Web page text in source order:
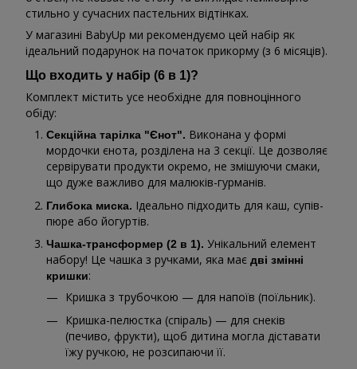
стильно у сучасних пастельних відтінках.
У магазині BabyUp ми рекомендуємо цей набір як
ідеальний подарунок на початок прикорму (з 6 місяців).
Що входить у набір (6 в 1)?
Комплект містить усе необхідне для повноцінного
обіду:
Секційна тарілка "Єнот". Виконана у формі
мордочки єнота, розділена на 3 секції. Це дозволяє
сервірувати продукти окремо, не змішуючи смаки,
що дуже важливо для малюків-гурманів.
Глибока миска. Ідеально підходить для каш, супів-
пюре або йогуртів.
Чашка-трансформер (2 в 1). Унікальний елемент
набору! Це чашка з ручками, яка має дві змінні
кришки:
Кришка з трубочкою — для напоїв (поїльник).
Кришка-пелюстка (спіраль) — для снеків
(печиво, фрукти), щоб дитина могла діставати
їжу ручкою, не розсипаючи її.